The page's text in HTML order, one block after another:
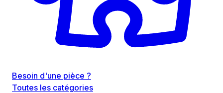
Besoin d'une pièce ?
Toutes les catégories